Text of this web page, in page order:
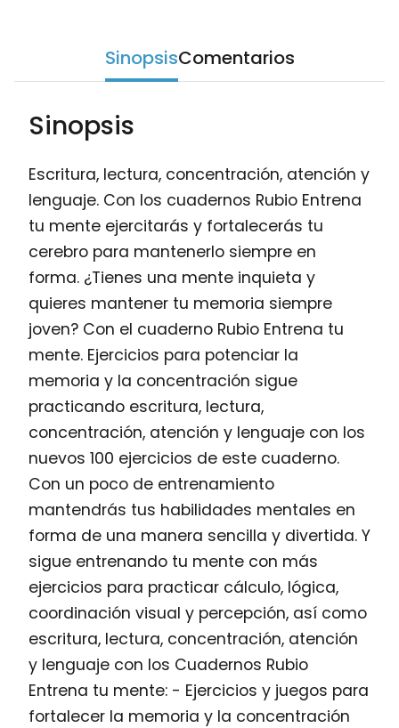
SinopsisComentarios
Sinopsis
Escritura, lectura, concentración, atención y
lenguaje. Con los cuadernos Rubio Entrena
tu mente ejercitarás y fortalecerás tu
cerebro para mantenerlo siempre en
forma. ¿Tienes una mente inquieta y
quieres mantener tu memoria siempre
joven? Con el cuaderno Rubio Entrena tu
mente. Ejercicios para potenciar la
memoria y la concentración sigue
practicando escritura, lectura,
concentración, atención y lenguaje con los
nuevos 100 ejercicios de este cuaderno.
Con un poco de entrenamiento
mantendrás tus habilidades mentales en
forma de una manera sencilla y divertida. Y
sigue entrenando tu mente con más
ejercicios para practicar cálculo, lógica,
coordinación visual y percepción, así como
escritura, lectura, concentración, atención
y lenguaje con los Cuadernos Rubio
Entrena tu mente: - Ejercicios y juegos para
fortalecer la memoria y la concentración